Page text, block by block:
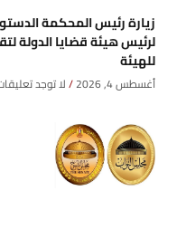
زيارة رئيس المحكمة
لرئيس هيئة قضايا الدولة
للهيئة
أغسطس 4, 2026 لا توجد